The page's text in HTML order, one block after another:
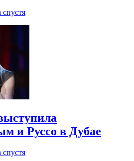
спустя
и Руссо в Дубае
спустя